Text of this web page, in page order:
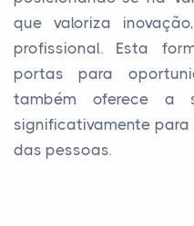
que valoriza
profissional. Esta
portas para
também oferece a
significativamente
das pessoas.